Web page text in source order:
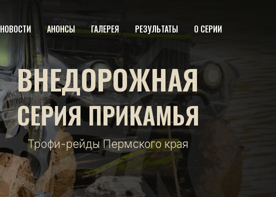
НОВОСТИ АНОНСЫ ГАЛЕРЕЯ РЕЗУЛЬТАТЫ О СЕРИИ
ВНЕДОРОЖНАЯ
СЕРИЯ ПРИКАМЬЯ
Трофи-рейды Пермского края